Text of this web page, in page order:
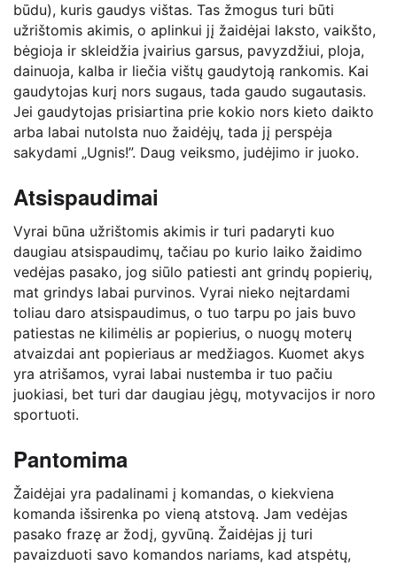
būdu), kuris gaudys vištas. Tas žmogus turi būti
užrištomis akimis, o aplinkui jį žaidėjai laksto, vaikšto,
bėgioja ir skleidžia įvairius garsus, pavyzdžiui, ploja,
dainuoja, kalba ir liečia vištų gaudytoją rankomis. Kai
gaudytojas kurį nors sugaus, tada gaudo sugautasis.
Jei gaudytojas prisiartina prie kokio nors kieto daikto
arba labai nutolsta nuo žaidėjų, tada jį perspėja
sakydami „Ugnis!”. Daug veiksmo, judėjimo ir juoko.
Atsispaudimai
Vyrai būna užrištomis akimis ir turi padaryti kuo
daugiau atsispaudimų, tačiau po kurio laiko žaidimo
vedėjas pasako, jog siūlo patiesti ant grindų popierių,
mat grindys labai purvinos. Vyrai nieko neįtardami
toliau daro atsispaudimus, o tuo tarpu po jais buvo
patiestas ne kilimėlis ar popierius, o nuogų moterų
atvaizdai ant popieriaus ar medžiagos. Kuomet akys
yra atrišamos, vyrai labai nustemba ir tuo pačiu
juokiasi, bet turi dar daugiau jėgų, motyvacijos ir noro
sportuoti.
Pantomima
Žaidėjai yra padalinami į komandas, o kiekviena
komanda išsirenka po vieną atstovą. Jam vedėjas
pasako frazę ar žodį, gyvūną. Žaidėjas jį turi
pavaizduoti savo komandos nariams, kad atspėtų,